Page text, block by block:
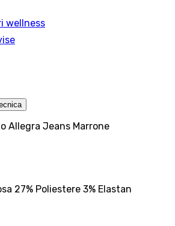
wellness
Allegra Jeans Marrone
27% Poliestere 3% Elastan